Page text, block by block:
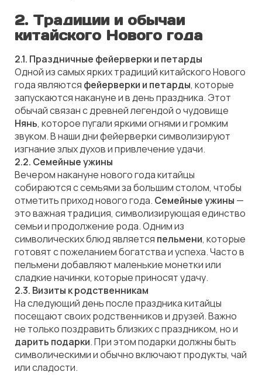
2. Традиции и обычаи
китайского Нового года
2.1. Праздничные фейерверки и петарды
Одной из самых ярких традиций китайского Нового
года являются фейерверки и петарды, которые
запускаются накануне и в день праздника. Этот
обычай связан с древней легендой о чудовище
Нянь, которое пугали яркими огнями и громким
звуком. В наши дни фейерверки символизируют
изгнание злых духов и привлечение удачи.
2.2. Семейные ужины
Вечером накануне нового года китайцы
собираются с семьями за большим столом, чтобы
отметить приход нового года. Семейные ужины —
это важная традиция, символизирующая единство
семьи и продолжение рода. Одним из
символических блюд является пельмени, которые
готовят с пожеланием богатства и успеха. Часто в
пельмени добавляют маленькие монетки или
сладкие начинки, которые приносят удачу.
2.3. Визиты к родственникам
На следующий день после праздника китайцы
посещают своих родственников и друзей. Важно
не только поздравить близких с праздником, но и
дарить подарки. При этом подарки должны быть
символическими и обычно включают продукты, чай
или сладости.